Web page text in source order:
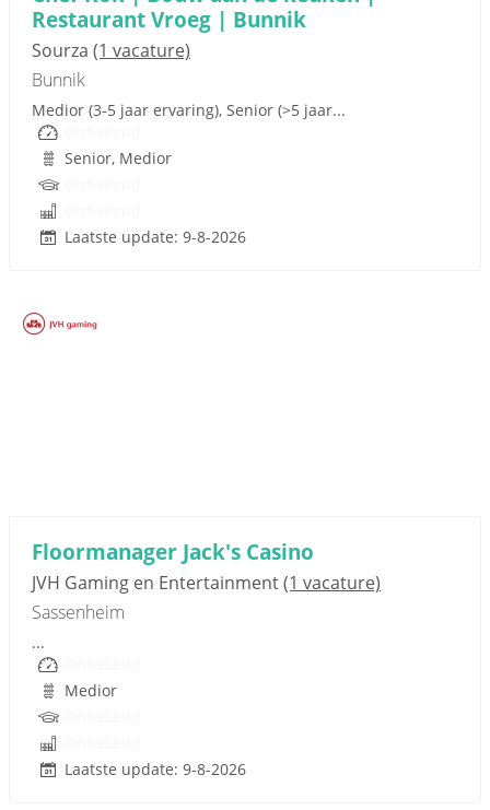
Restaurant Vroeg | Bunnik
Sourza (1 vacature)
Bunnik
Medior (3-5 jaar ervaring), Senior (>5 jaar...
Senior, Medior
Laatste update: 9-8-2026
Floormanager Jack's Casino
JVH Gaming en Entertainment(1 vacature)
Sassenheim
...
Medior
Laatste update: 9-8-2026